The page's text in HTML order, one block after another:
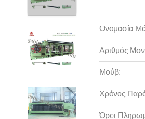
Ονομασία
Αριθμός
Μούβ:
Χρόνος
Όροι